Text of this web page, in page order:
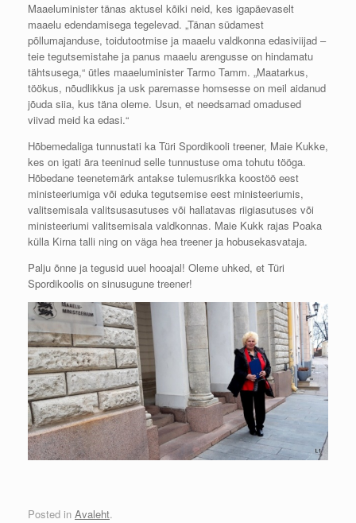
Maaeluminister tänas aktusel kõiki neid, kes igapäevaselt
maaelu edendamisega tegelevad. „Tänan südamest
põllumajanduse, toidutootmise ja maaelu valdkonna edasiviijad –
teie tegutsemistahe ja panus maaelu arengusse on hindamatu
tähtsusega,“ ütles maaeluminister Tarmo Tamm. „Maatarkus,
töökus, nõudlikkus ja usk paremasse homsesse on meil aidanud
jõuda siia, kus täna oleme. Usun, et needsamad omadused
viivad meid ka edasi.“
Hõbemedaliga tunnustati ka Türi Spordikooli treener, Maie Kukke,
kes on igati ära teeninud selle tunnustuse oma tohutu tööga.
Hõbedane teenetemärk antakse tulemusrikka koostöö eest
ministeeriumiga või eduka tegutsemise eest ministeeriumis,
valitsemisala valitsusasutuses või hallatavas riigiasutuses või
ministeeriumi valitsemisala valdkonnas. Maie Kukk rajas Poaka
külla Kirna talli ning on väga hea treener ja hobusekasvataja.
Palju õnne ja tegusid uuel hooajal! Oleme uhked, et Türi
Spordikoolis on sinusugune treener!
Posted in Avaleht.